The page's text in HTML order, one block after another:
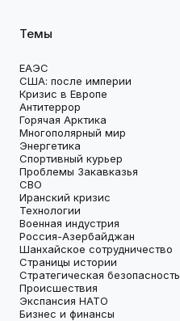
Темы
ЕАЭС
США: после империи
Кризис в Европе
Антитеррор
Горячая Арктика
Многополярный мир
Энергетика
Спортивный курьер
Проблемы Закавказья
СВО
Иранский кризис
Технологии
Военная индустрия
Россия-Азербайджан
Шанхайское сотрудничество
Страницы истории
Стратегическая безопасность
Происшествия
Экспансия НАТО
Бизнес и финансы